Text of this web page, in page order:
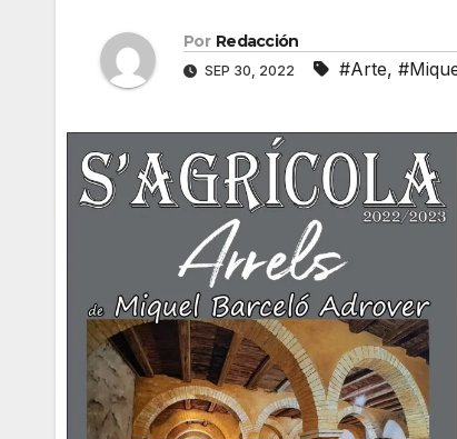
Por Redacción
SEP 30, 2022 #Arte,